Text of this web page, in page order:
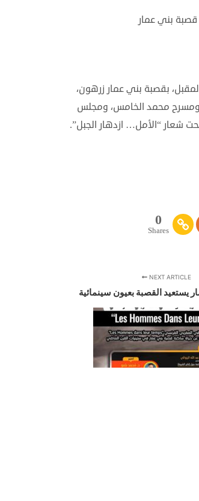
قصبة بني عمار
تنظمه “جمعية إقلاع للتنمية المتكاملة”، ما بين 1 و5 ماي المقبل، بقصبة بني عمار زرهون،
ومسرح محمد الخامس، ومجلس
شعار “الأمل… ازدهار الجبل”.
0
Shares
NEXT ARTICLE
يستعيد القصبة بعيون سينمائية